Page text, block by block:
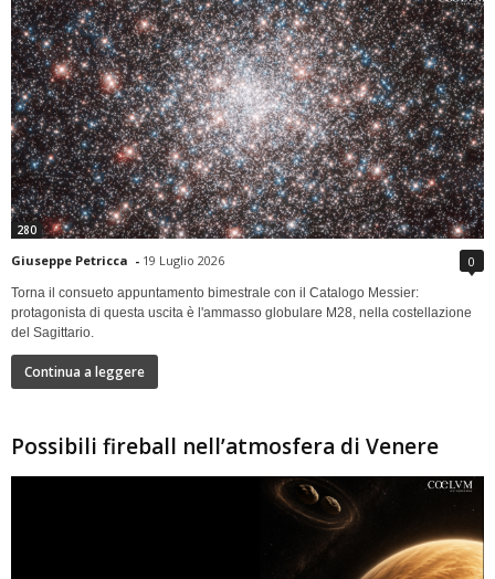
280
Giuseppe Petricca - 19 Luglio 2026 0
Torna il consueto appuntamento bimestrale con il Catalogo Messier:
protagonista di questa uscita è l'ammasso globulare M28, nella costellazione
del Sagittario.
Continua a leggere
Possibili fireball nell’atmosfera di Venere